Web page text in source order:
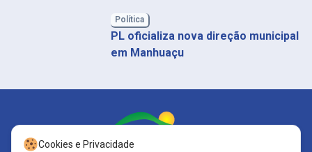
Política
PL oficializa nova direção municipal
em Manhuaçu
Cookies e Privacidade